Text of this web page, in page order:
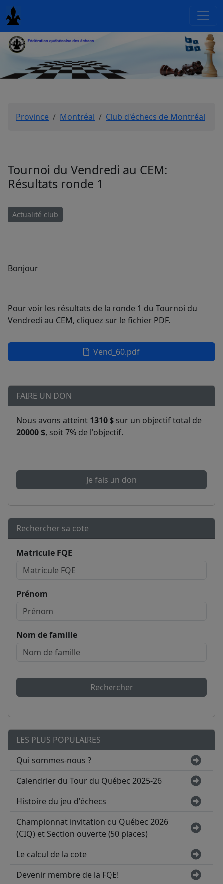
Province Montréal Club d'échecs de Montréal
Tournoi du Vendredi au CEM:
Résultats ronde 1
Actualité club
Bonjour
Pour voir les résultats de la ronde 1 du Tournoi du
Vendredi au CEM, cliquez sur le fichier PDF.
Vend_60.pdf
FAIRE UN DON
Nous avons atteint 1310 $ sur un objectif total de
20000 $, soit 7% de l'objectif.
Je fais un don
Rechercher sa cote
Matricule FQE
Prénom
Nom de famille
Rechercher
LES PLUS POPULAIRES
Qui sommes-nous ?
Calendrier du Tour du Québec 2025-26
Histoire du jeu d'échecs
Championnat invitation du Québec 2026
(CIQ) et Section ouverte (50 places)
Le calcul de la cote
Devenir membre de la FQE!